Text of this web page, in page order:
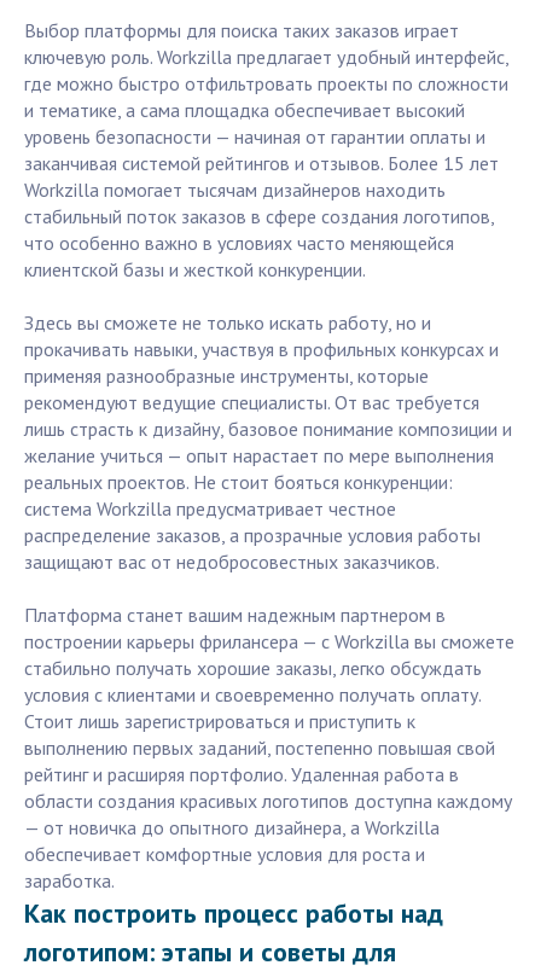
Выбор платформы для поиска таких заказов играет
ключевую роль. Workzilla предлагает удобный интерфейс,
где можно быстро отфильтровать проекты по сложности
и тематике, а сама площадка обеспечивает высокий
уровень безопасности — начиная от гарантии оплаты и
заканчивая системой рейтингов и отзывов. Более 15 лет
Workzilla помогает тысячам дизайнеров находить
стабильный поток заказов в сфере создания логотипов,
что особенно важно в условиях часто меняющейся
клиентской базы и жесткой конкуренции.
Здесь вы сможете не только искать работу, но и
прокачивать навыки, участвуя в профильных конкурсах и
применяя разнообразные инструменты, которые
рекомендуют ведущие специалисты. От вас требуется
лишь страсть к дизайну, базовое понимание композиции и
желание учиться — опыт нарастает по мере выполнения
реальных проектов. Не стоит бояться конкуренции:
система Workzilla предусматривает честное
распределение заказов, а прозрачные условия работы
защищают вас от недобросовестных заказчиков.
Платформа станет вашим надежным партнером в
построении карьеры фрилансера — с Workzilla вы сможете
стабильно получать хорошие заказы, легко обсуждать
условия с клиентами и своевременно получать оплату.
Стоит лишь зарегистрироваться и приступить к
выполнению первых заданий, постепенно повышая свой
рейтинг и расширяя портфолио. Удаленная работа в
области создания красивых логотипов доступна каждому
— от новичка до опытного дизайнера, а Workzilla
обеспечивает комфортные условия для роста и
заработка.
Как построить процесс работы над
логотипом: этапы и советы для